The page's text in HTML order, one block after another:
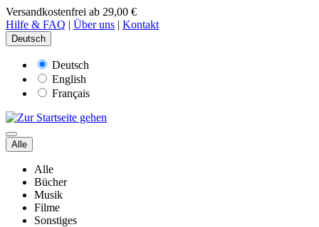
Versandkostenfrei ab 29,00 €
Hilfe & FAQ | Über uns | Kontakt
Deutsch
Deutsch
English
Français
Alle
Alle
Bücher
Musik
Filme
Sonstiges